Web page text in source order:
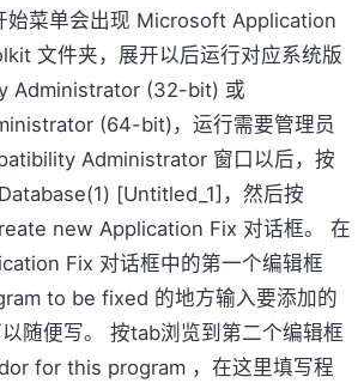
始菜单会出现 Microsoft Application
文件夹，展开以后运行对应系统版
Administrator (32-bit) 或
(64-bit)，运行需要管理员
Administrator 窗口以后，按
[Untitled_1]，然后按
new Application Fix 对话框。 在
Fix 对话框中的第一个编辑框
to be fixed 的地方输入要添加的
随便写。 按tab浏览到第二个编辑框
for this program ，在这里填写程